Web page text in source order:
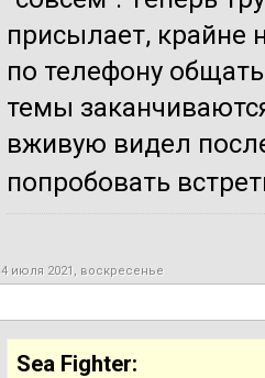
присылает, крайне
по телефону
темы
вживую видел
попробовать
4 июля 2021, воскресенье
Sea Fighter: